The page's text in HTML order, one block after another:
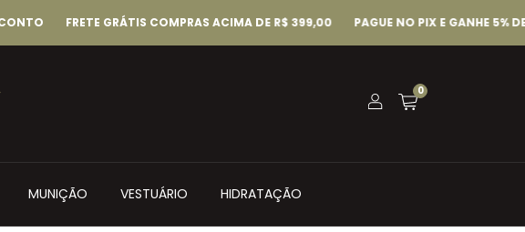
FRETE GRÁTIS COMPRAS ACIMA DE R$ 399,00 PAGUE NO PIX E GANHE 5% DE
0
MUNIÇÃO VESTUÁRIO HIDRATAÇÃO